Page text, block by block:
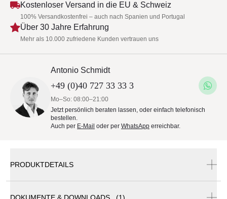
Kostenloser Versand in die EU & Schweiz
100% Versandkostenfrei – auch nach Spanien und Portugal
Über 30 Jahre Erfahrung
Mehr als 10.000 zufriedene Kunden vertrauen uns
Antonio Schmidt
+49 (0)40 727 33 33 3
Mo–So: 08:00–21:00
Jetzt persönlich beraten lassen, oder einfach telefonisch
bestellen.
Auch per E-Mail oder per WhatsApp erreichbar.
PRODUKTDETAILS
DOKUMENTE & DOWNLOADS (1)